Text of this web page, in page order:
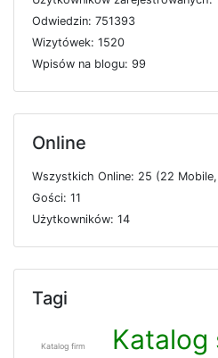
Odwiedzin: 751393
Wizytówek: 1520
Wpisów na blogu: 99
Online
Wszystkich Online: 25 (22 Mobil
Gości: 11
Użytkowników: 14
Tagi
Katalog firm
Katalog